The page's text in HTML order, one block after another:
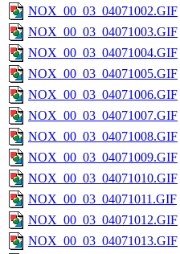
NOX_00_03_04071002.GIF
NOX_00_03_04071003.GIF
NOX_00_03_04071004.GIF
NOX_00_03_04071005.GIF
NOX_00_03_04071006.GIF
NOX_00_03_04071007.GIF
NOX_00_03_04071008.GIF
NOX_00_03_04071009.GIF
NOX_00_03_04071010.GIF
NOX_00_03_04071011.GIF
NOX_00_03_04071012.GIF
NOX_00_03_04071013.GIF